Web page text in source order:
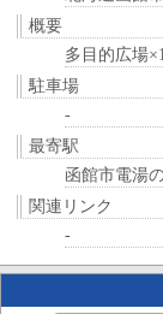
概要
多目的広場
駐車場
-
最寄駅
函館市電湯
関連リンク
-